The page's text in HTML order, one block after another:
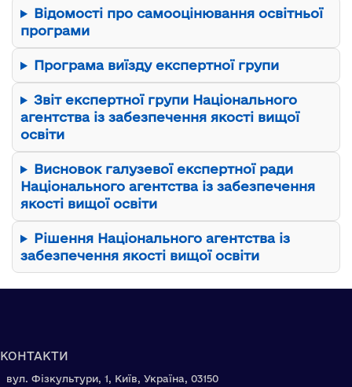
Відомості про самооцінювання освітньої
програми
Програма виїзду експертної групи
Звіт експертної групи Національного
агентства із забезпечення якості вищої
освіти
Висновок галузевої експертної ради
Національного агентства із забезпечення
якості вищої освіти
Рішення Національного агентства із
забезпечення якості вищої освіти
КОНТАКТИ
вул. Фізкультури, 1, Київ, Україна, 03150